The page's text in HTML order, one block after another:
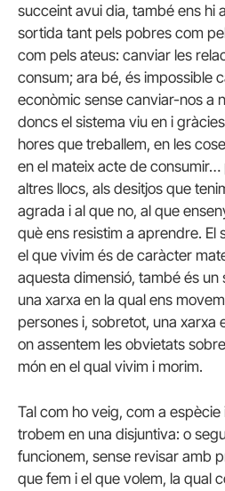
succeint avui dia, també ens hi
sortida tant pels pobres com
com pels ateus: canviar les
consum; ara bé, és impossible
econòmic sense canviar-nos a
doncs el sistema viu en i
hores que treballem, en les
en el mateix acte de
altres llocs, als desitjos que
agrada i al que no, al que
què ens resistim a aprendre. El
el que vivim és de caràcter
aquesta dimensió, també és un
una xarxa en la qual ens
persones i, sobretot, una xarxa
on assentem les obvietats
món en el qual vivim i morim.
Tal com ho veig, com a
trobem en una disjuntiva: o
funcionem, sense revisar amb
que fem i el que volem, la qual